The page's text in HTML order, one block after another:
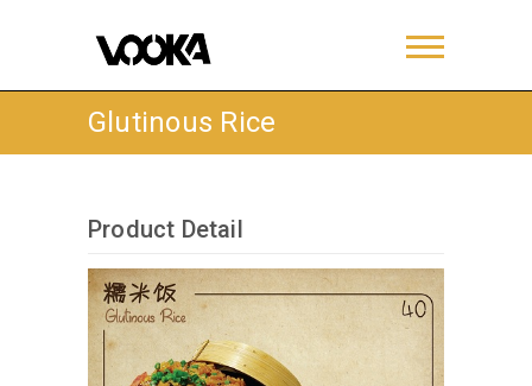
Glutinous Rice
Product Detail